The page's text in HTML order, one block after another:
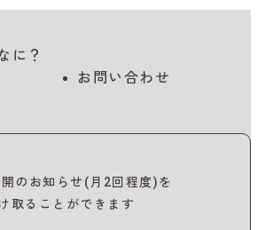
に？
お問い合わせ
のお知らせ(月2回程度)を
取ることができます